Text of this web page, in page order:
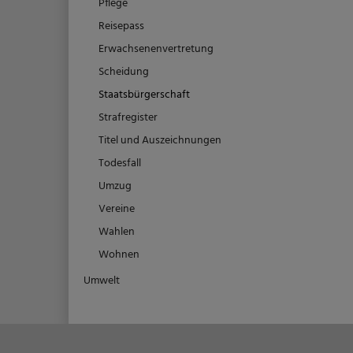
Reisepass
Erwachsenenvertretung
Scheidung
Staatsbürgerschaft
Strafregister
Titel und Auszeichnungen
Todesfall
Umzug
Vereine
Wahlen
Wohnen
Umwelt